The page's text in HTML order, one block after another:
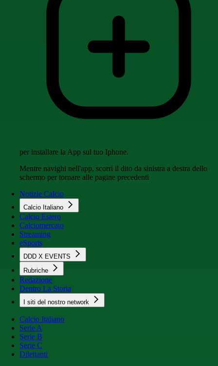
per installare la App sul tuo Iphone.
Mentre navighi nell'app, scorri il dito da sinistra a destra dello
schermo per tornare alle pagine precedenti
Notizie Calcio
Calcio Italiano
Calcio Estero
Calciomercato
Streaming
eSports
DDD X EVENTS
Rubriche
Redazione
Dentro La Storia
I siti del nostro network
Calcio Italiano
Serie A
Serie B
Serie C
Dilettanti